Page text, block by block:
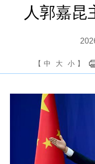
人郭嘉昆
【 中 大 小 】